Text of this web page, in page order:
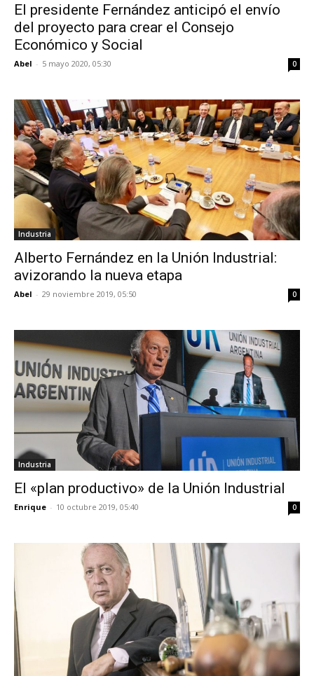
El presidente Fernández anticipó el envío
del proyecto para crear el Consejo
Económico y Social
Abel - 5 mayo 2020, 05:30 0
Industria
Alberto Fernández en la Unión Industrial:
avizorando la nueva etapa
Abel - 29 noviembre 2019, 05:50 0
Industria
El «plan productivo» de la Unión Industrial
Enrique - 10 octubre 2019, 05:40 0